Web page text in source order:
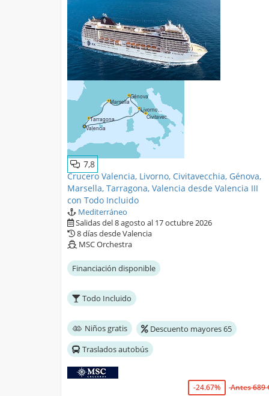
7,8
Crucero Valencia, Livorno, Civitavecchia, Génova,
Marsella, Tarragona, Valencia desde Valencia III
con Todo Incluido
Mediterráneo
Salidas del 8 agosto al 17 octubre 2026
8 días desde Valencia
MSC Orchestra
Financiación disponible
Todo Incluido
Niños gratis
Descuento mayores 65
Traslados autobús
-24.67% Antes 689